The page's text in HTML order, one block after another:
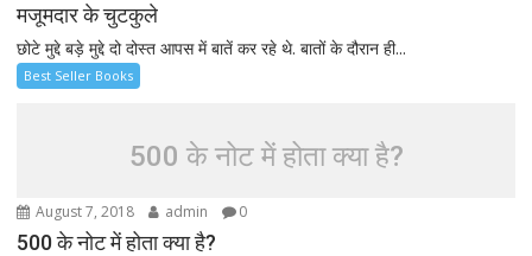
मजूमदार के चुटकुले
छोटे मुद्दे बड़े मुद्दे दो दोस्त आपस में बातें कर रहे थे. बातों के दौरान ही...
Best Seller Books
500 के नोट में होता क्या है?
August 7, 2018 admin 0
500 के नोट में होता क्या है?